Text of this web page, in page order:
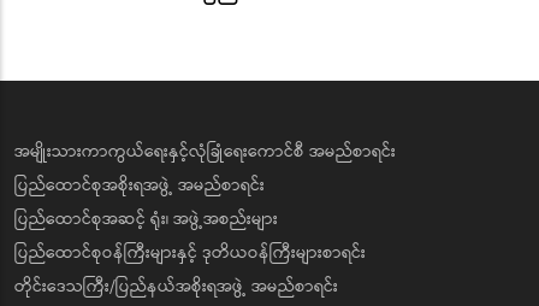
အမျိုးသားကာကွယ်ရေးနှင့်လုံခြုံရေးကောင်စီ အမည်စာရင်း
ပြည်ထောင်စုအစိုးရအဖွဲ့ အမည်စာရင်း
ပြည်ထောင်စုအဆင့် ရုံး၊ အဖွဲ့အစည်းများ
ပြည်ထောင်စုဝန်ကြီးများနှင့် ဒုတိယဝန်ကြီးများစာရင်း
တိုင်းဒေသကြီး/ပြည်နယ်အစိုးရအဖွဲ့ အမည်စာရင်း